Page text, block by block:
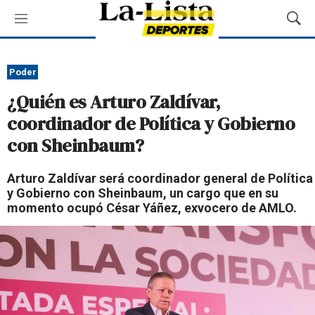
M
e
ú
M
o
B
q
u
e
d
a
Poder
¿Quién es Arturo Zaldívar,
coordinador de Política y Gobierno
con Sheinbaum?
Arturo Zaldívar será coordinador general de Política
y Gobierno con Sheinbaum, un cargo que en su
momento ocupó César Yáñez, exvocero de AMLO.